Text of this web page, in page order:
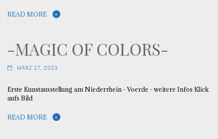
READ MORE
-MAGIC OF COLORS-
MÄRZ 27, 2023
Erste Kunstausstellung am Niederrhein - Voerde - weitere Infos Klick
aufs Bild
READ MORE